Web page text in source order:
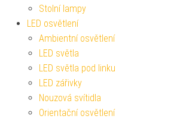
Stolní lampy
LED osvětlení
Ambientní osvětlení
LED světla
LED světla pod linku
LED zářivky
Nouzová svítidla
Orientační osvětlení